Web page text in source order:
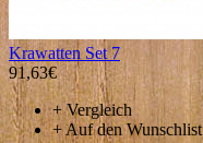
Krawatten Set 7
91,63€
+Vergleich
+Auf den Wunschlist